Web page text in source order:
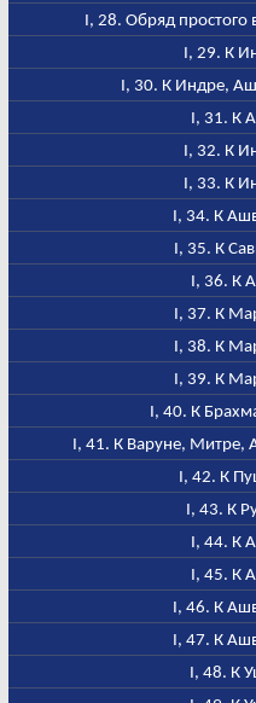
I, 28. Обряд
I, 29. К
I, 30. К Индре,
I, 31. К
I, 32. К
I, 33. К
I, 34. К
I, 35. К
I, 36. К
I, 37. К
I, 38. К
I, 39. К
I, 40. К
I, 41. К Варуне, Митре,
I, 42. К
I, 43. К
I, 44. К
I, 45. К
I, 46. К
I, 47. К
I, 48. К